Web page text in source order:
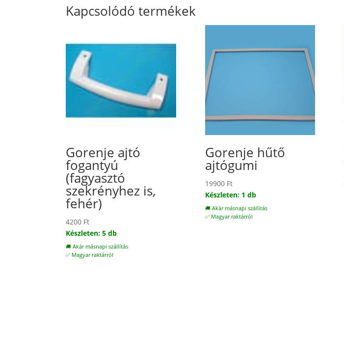
Kapcsolódó termékek
Gorenje ajtó
fogantyú
(fagyasztó
szekrényhez is,
fehér)
4200 Ft
Készleten: 5 db
🚚 Akár másnapi szállítás
✅ Magyar raktárról
Gorenje hűtő
ajtógumi
19900 Ft
Készleten: 1 db
🚚 Akár másnapi szállítás
✅ Magyar raktárról